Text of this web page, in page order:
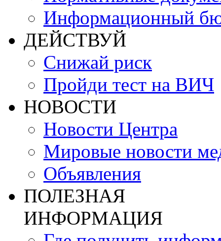
Информационный
ДЕЙСТВУЙ
Снижай риск
Пройди тест на ВИЧ
НОВОСТИ
Новости Центра
Мировые новости
Объявления
ПОЛЕЗНАЯ
ИНФОРМАЦИЯ